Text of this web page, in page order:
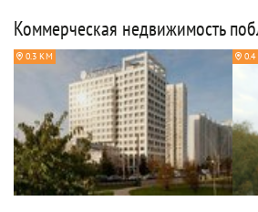
Коммерческая недвижимость
0.3 КМ